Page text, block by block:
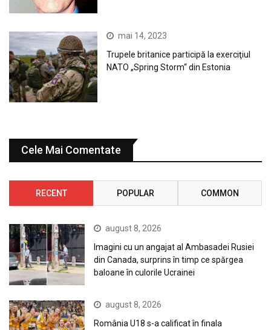
mai 14, 2023
Trupele britanice participă la exerciţiul
NATO „Spring Storm“ din Estonia
Cele Mai Comentate
RECENT POPULAR COMMON
august 8, 2026
Imagini cu un angajat al Ambasadei Rusiei
din Canada, surprins în timp ce spărgea
baloane în culorile Ucrainei
august 8, 2026
România U18 s-a calificat în finala